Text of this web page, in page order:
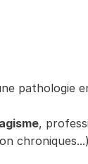
pathologie
,